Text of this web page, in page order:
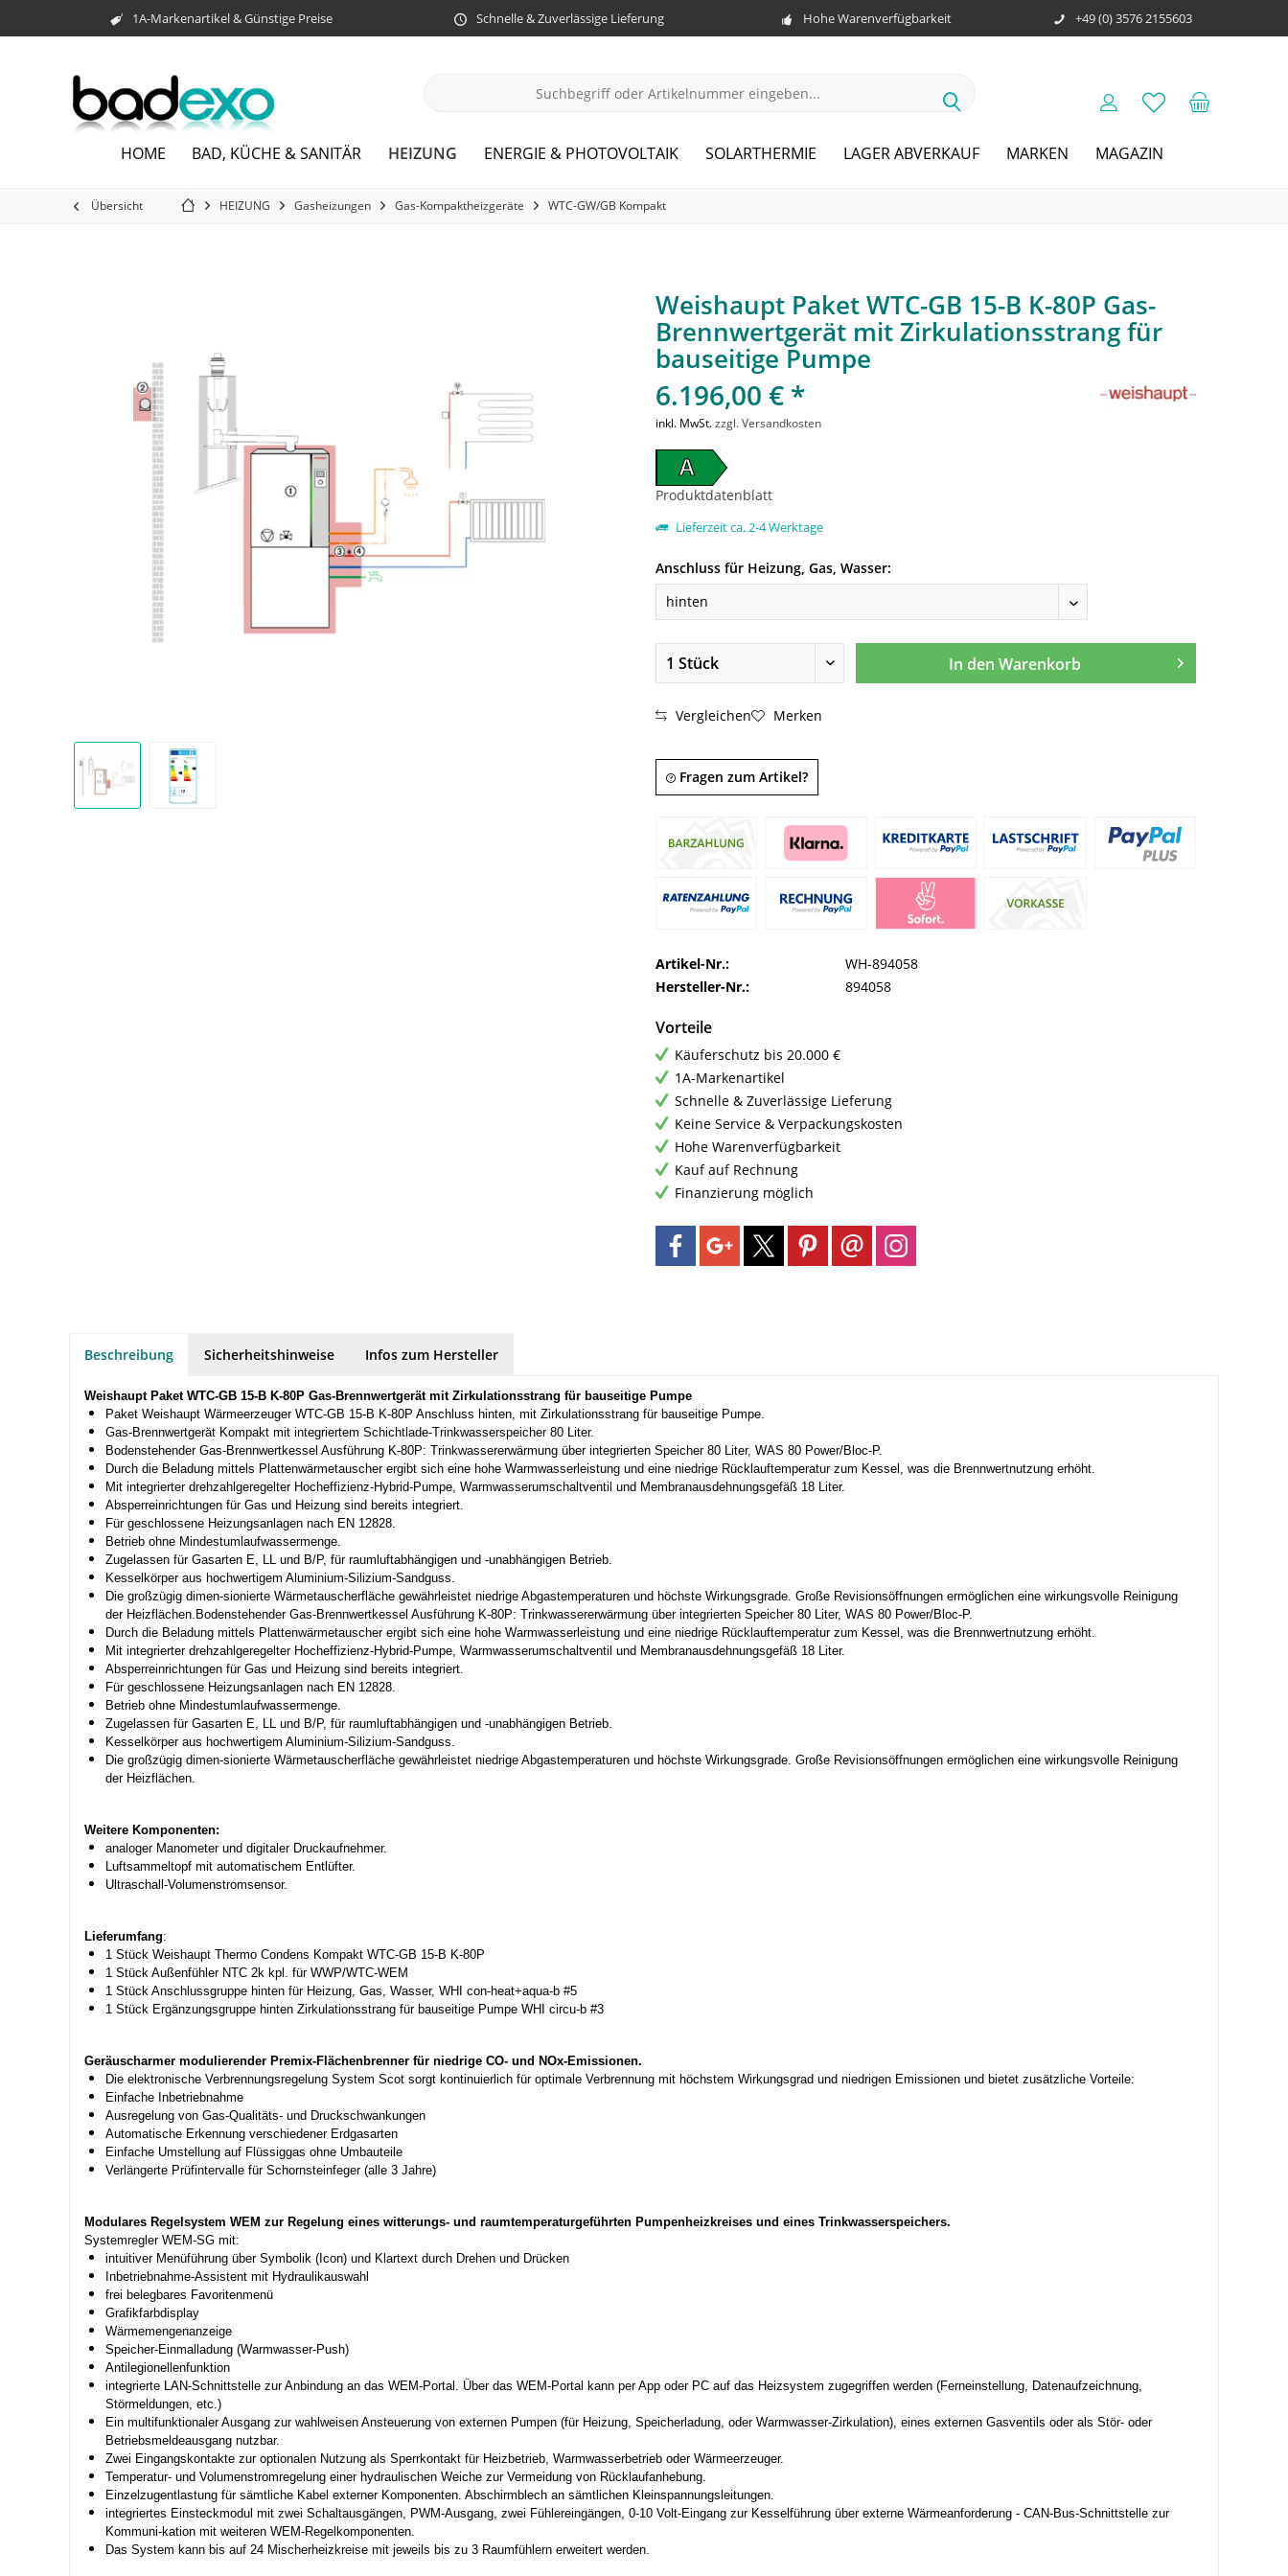
1A-Markenartikel & Günstige Preise Schnelle & Zuverlässige Lieferung Hohe Warenverfügbarkeit +49 (0) 3576 2155603
HOME BAD, KÜCHE & SANITÄR HEIZUNG ENERGIE & PHOTOVOLTAIK SOLARTHERMIE LAGER ABVERKAUF MARKEN MAGAZIN
Übersicht HEIZUNG Gasheizungen Gas-Kompaktheizgeräte WTC-GW/GB Kompakt
Weishaupt Paket WTC-GB 15-B K-80P Gas-
Brennwertgerät mit Zirkulationsstrang für
bauseitige Pumpe
6.196,00 € *
inkl. MwSt.zzgl. Versandkosten
A
Produktdatenblatt
Lieferzeit ca. 2-4 Werktage
Anschluss für Heizung, Gas, Wasser:
In den Warenkorb
Vergleichen Merken
Fragen zum Artikel?
Artikel-Nr.:
WH-894058
Hersteller-Nr.:
894058
Vorteile
Käuferschutz bis 20.000 €
1A-Markenartikel
Schnelle & Zuverlässige Lieferung
Keine Service & Verpackungskosten
Hohe Warenverfügbarkeit
Kauf auf Rechnung
Finanzierung möglich
Beschreibung Sicherheitshinweise Infos zum Hersteller
Weishaupt Paket WTC-GB 15-B K-80P Gas-Brennwertgerät mit Zirkulationsstrang für bauseitige Pumpe
Paket Weishaupt Wärmeerzeuger WTC-GB 15-B K-80P Anschluss hinten, mit Zirkulationsstrang für bauseitige Pumpe.
Gas-Brennwertgerät Kompakt mit integriertem Schichtlade-Trinkwasserspeicher 80 Liter.
Bodenstehender Gas-Brennwertkessel Ausführung K-80P: Trinkwassererwärmung über integrierten Speicher 80 Liter, WAS 80 Power/Bloc-P.
Durch die Beladung mittels Plattenwärmetauscher ergibt sich eine hohe Warmwasserleistung und eine niedrige Rücklauftemperatur zum Kessel, was die Brennwertnutzung erhöht.
Mit integrierter drehzahlgeregelter Hocheffizienz-Hybrid-Pumpe, Warmwasserumschaltventil und Membranausdehnungsgefäß 18 Liter.
Absperreinrichtungen für Gas und Heizung sind bereits integriert.
Für geschlossene Heizungsanlagen nach EN 12828.
Betrieb ohne Mindestumlaufwassermenge.
Zugelassen für Gasarten E, LL und B/P, für raumluftabhängigen und -unabhängigen Betrieb.
Kesselkörper aus hochwertigem Aluminium-Silizium-Sandguss.
Die großzügig dimen-sionierte Wärmetauscherfläche gewährleistet niedrige Abgastemperaturen und höchste Wirkungsgrade. Große Revisionsöffnungen ermöglichen eine wirkungsvolle Reinigung
der Heizflächen.Bodenstehender Gas-Brennwertkessel Ausführung K-80P: Trinkwassererwärmung über integrierten Speicher 80 Liter, WAS 80 Power/Bloc-P.
Durch die Beladung mittels Plattenwärmetauscher ergibt sich eine hohe Warmwasserleistung und eine niedrige Rücklauftemperatur zum Kessel, was die Brennwertnutzung erhöht.
Mit integrierter drehzahlgeregelter Hocheffizienz-Hybrid-Pumpe, Warmwasserumschaltventil und Membranausdehnungsgefäß 18 Liter.
Absperreinrichtungen für Gas und Heizung sind bereits integriert.
Für geschlossene Heizungsanlagen nach EN 12828.
Betrieb ohne Mindestumlaufwassermenge.
Zugelassen für Gasarten E, LL und B/P, für raumluftabhängigen und -unabhängigen Betrieb.
Kesselkörper aus hochwertigem Aluminium-Silizium-Sandguss.
Die großzügig dimen-sionierte Wärmetauscherfläche gewährleistet niedrige Abgastemperaturen und höchste Wirkungsgrade. Große Revisionsöffnungen ermöglichen eine wirkungsvolle Reinigung
der Heizflächen.
Weitere Komponenten:
analoger Manometer und digitaler Druckaufnehmer.
Luftsammeltopf mit automatischem Entlüfter.
Ultraschall-Volumenstromsensor.
Lieferumfang:
1 Stück Weishaupt Thermo Condens Kompakt WTC-GB 15-B K-80P
1 Stück Außenfühler NTC 2k kpl. für WWP/WTC-WEM
1 Stück Anschlussgruppe hinten für Heizung, Gas, Wasser, WHI con-heat+aqua-b #5
1 Stück Ergänzungsgruppe hinten Zirkulationsstrang für bauseitige Pumpe WHI circu-b #3
Geräuscharmer modulierender Premix-Flächenbrenner für niedrige CO- und NOx-Emissionen.
Die elektronische Verbrennungsregelung System Scot sorgt kontinuierlich für optimale Verbrennung mit höchstem Wirkungsgrad und niedrigen Emissionen und bietet zusätzliche Vorteile:
Einfache Inbetriebnahme
Ausregelung von Gas-Qualitäts- und Druckschwankungen
Automatische Erkennung verschiedener Erdgasarten
Einfache Umstellung auf Flüssiggas ohne Umbauteile
Verlängerte Prüfintervalle für Schornsteinfeger (alle 3 Jahre)
Modulares Regelsystem WEM zur Regelung eines witterungs- und raumtemperaturgeführten Pumpenheizkreises und eines Trinkwasserspeichers.
Systemregler WEM-SG mit:
intuitiver Menüführung über Symbolik (Icon) und Klartext durch Drehen und Drücken
Inbetriebnahme-Assistent mit Hydraulikauswahl
frei belegbares Favoritenmenü
Grafikfarbdisplay
Wärmemengenanzeige
Speicher-Einmalladung (Warmwasser-Push)
Antilegionellenfunktion
integrierte LAN-Schnittstelle zur Anbindung an das WEM-Portal. Über das WEM-Portal kann per App oder PC auf das Heizsystem zugegriffen werden (Ferneinstellung, Datenaufzeichnung,
Störmeldungen, etc.)
Ein multifunktionaler Ausgang zur wahlweisen Ansteuerung von externen Pumpen (für Heizung, Speicherladung, oder Warmwasser-Zirkulation), eines externen Gasventils oder als Stör- oder
Betriebsmeldeausgang nutzbar.
Zwei Eingangskontakte zur optionalen Nutzung als Sperrkontakt für Heizbetrieb, Warmwasserbetrieb oder Wärmeerzeuger.
Temperatur- und Volumenstromregelung einer hydraulischen Weiche zur Vermeidung von Rücklaufanhebung.
Einzelzugentlastung für sämtliche Kabel externer Komponenten. Abschirmblech an sämtlichen Kleinspannungsleitungen.
integriertes Einsteckmodul mit zwei Schaltausgängen, PWM-Ausgang, zwei Fühlereingängen, 0-10 Volt-Eingang zur Kesselführung über externe Wärmeanforderung - CAN-Bus-Schnittstelle zur
Kommuni-kation mit weiteren WEM-Regelkomponenten.
Das System kann bis auf 24 Mischerheizkreise mit jeweils bis zu 3 Raumfühlern erweitert werden.